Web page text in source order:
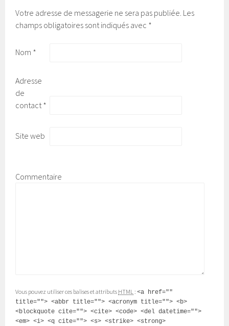
Votre adresse de messagerie ne sera pas publiée. Les
champs obligatoires sont indiqués avec *
Nom *
Adresse
de
contact *
Site web
Commentaire
Vous pouvez utiliser ces balises et attributs HTML :<a href=""
title=""> <abbr title=""> <acronym title=""> <b>
<blockquote cite=""> <cite> <code> <del datetime="">
<em> <i> <q cite=""> <s> <strike> <strong>